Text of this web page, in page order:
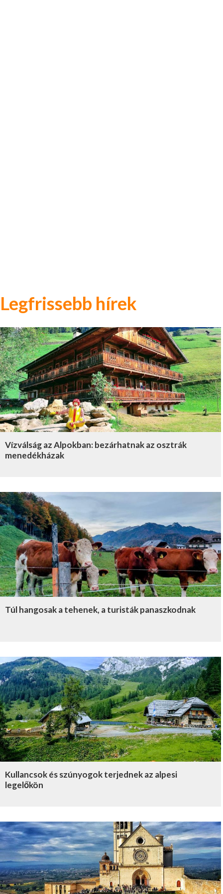
Legfrissebb hírek
Vízválság az Alpokban: bezárhatnak az osztrák
menedékházak
Túl hangosak a tehenek, a turisták panaszkodnak
Kullancsok és szúnyogok terjednek az alpesi
legelőkön